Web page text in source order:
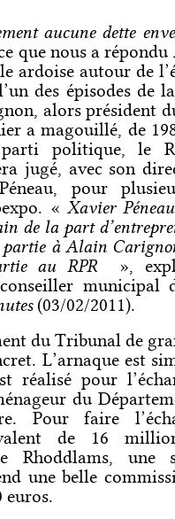
aucune dette
ce que nous a
ardoise autour de
des épisodes de
alors président
a magouillé, de
politique, le
jugé, avec son
pour
« Xavier
de la part
partie à Alain
au RPR
»,
municipal
(03/02/2011).
du Tribunal de
L’arnaque est
réalisé pour
du
Pour faire
de 16
Rhoddlams, une
une belle
euros.